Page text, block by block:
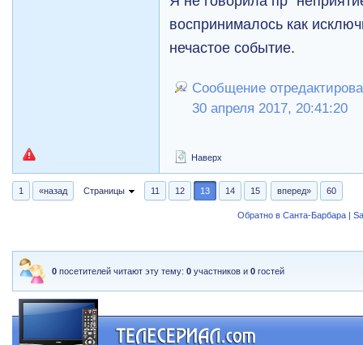
воспринималось как
нечастое событие.
Сообщение
30 апреля 2017, 20:41:20
Наверх
1 «назад Страницы 11 12 13 14 15 вперед» 60
Обратно в Санта-Барбара |
0 посетителей читают эту тему:0 участников и0 гостей